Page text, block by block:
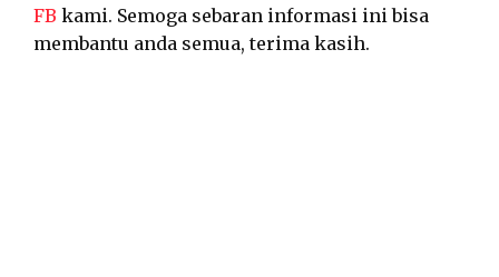
FB kami. Semoga sebaran informasi ini bisa
membantu anda semua, terima kasih.